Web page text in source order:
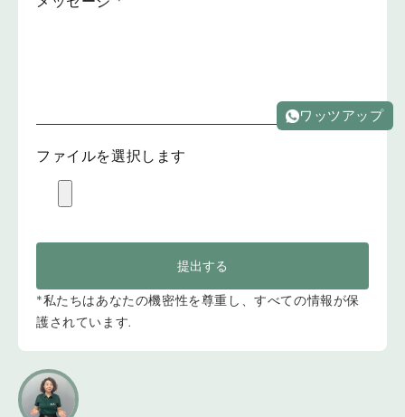
ファイルを選択します
提出する
*私たちはあなたの機密性を尊重し、すべての情報が保
護されています.
ワッツアップ